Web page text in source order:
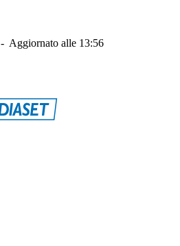
- Aggiornato alle 13:56